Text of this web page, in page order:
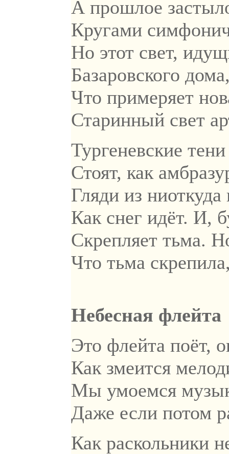
А прошлое
Кругами
Но этот свет,
Базаровского
Что примеряет
Старинный свет
Тургеневские
Стоят, как
Гляди из
Как снег идёт. И,
Скрепляет тьма.
Что тьма
Небесная флейта
Это флейта поёт,
Как змеится
Мы умоемся
Даже если потом
Как раскольники